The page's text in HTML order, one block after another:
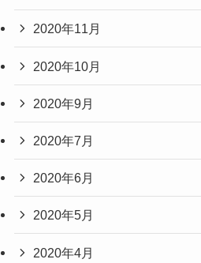
2020年11月
2020年10月
2020年9月
2020年7月
2020年6月
2020年5月
2020年4月